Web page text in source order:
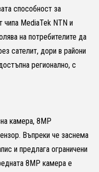
способност за
чипа MediaTek NTN и
на потребителите да
сателит, дори в райони
регионално, с
камера, 8MP
Въпреки че заснема
и предлага ограничени
8MP камера е